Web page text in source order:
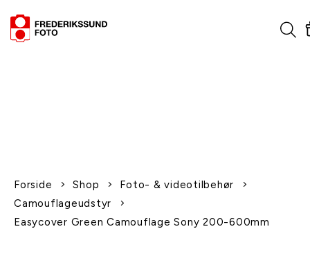
Forside Shop
Foto- & videotilbehør
Camouflageudstyr
Easycover Green Camouflage Sony 200-600mm